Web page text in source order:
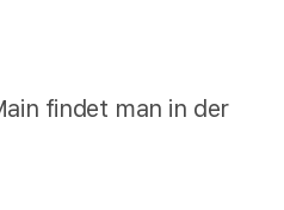
findet man in der